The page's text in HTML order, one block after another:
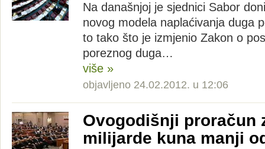
Na današnjoj je sjednici Sabor
novog modela naplaćivanja duga
to tako što je izmjenio Zakon o
poreznog duga…
više »
objavljeno 24.02.2012. u 12:06
Ovogodišnji proračun
milijarde kuna manji